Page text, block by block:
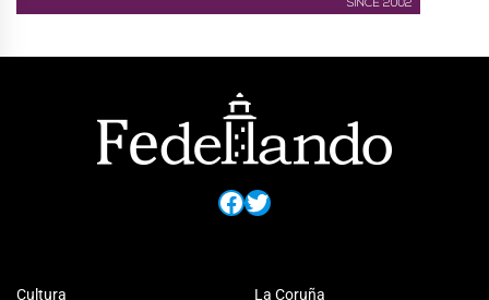
Facebook
Twitter
Cultura La Coruña